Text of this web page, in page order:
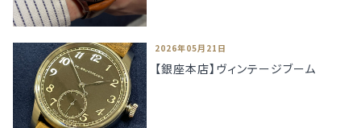
2026年05月21日
【銀座本店】ヴィンテージブーム